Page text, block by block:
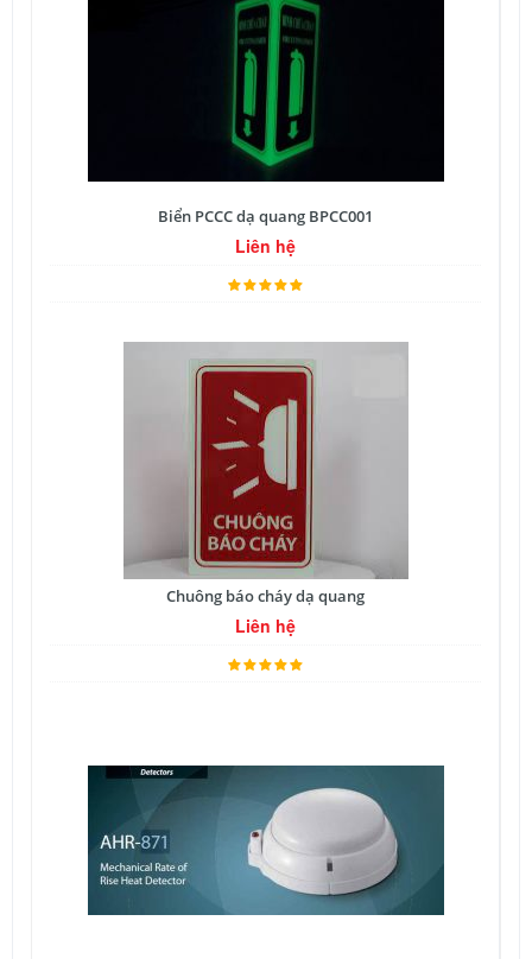
Biển PCCC dạ quang BPCC001
Liên hệ
Chuông báo cháy dạ quang
Liên hệ